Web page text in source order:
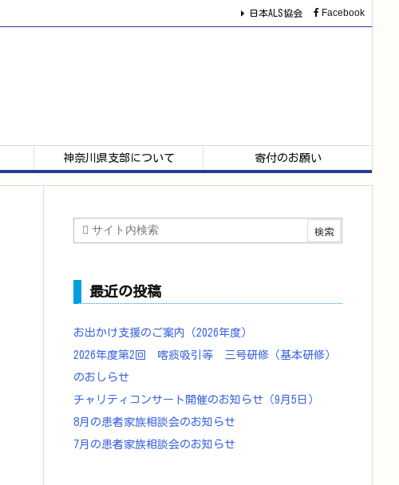
神奈川県支部について 寄付のお願い
日本ALS協会 Facebook
最近の投稿
お出かけ支援のご案内（2026年度）
2026年度第2回 喀痰吸引等 三号研修（基本研修）
のおしらせ
チャリティコンサート開催のお知らせ（9月5日）
8月の患者家族相談会のお知らせ
7月の患者家族相談会のお知らせ